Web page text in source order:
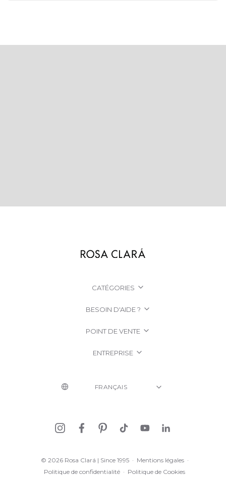
CATÉGORIES
BESOIN D'AIDE ?
POINT DE VENTE
ENTREPRISE
© 2026 Rosa Clará | Since 1995 · Mentions légales ·
Politique de confidentialité · Politique de Cookies